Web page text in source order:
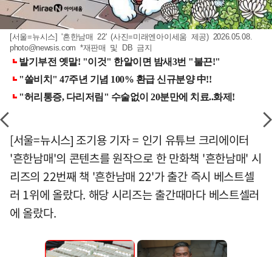
[서울=뉴시스] '흔한남매 22' (사진=미래엔아이세움 제공) 2026.05.08.
photo@newsis.com *재판매 및 DB 금지
[서울=뉴시스] 조기용 기자 = 인기 유튜브 크리에이터
'흔한남매'의 콘텐츠를 원작으로 한 만화책 '흔한남매' 시
리즈의 22번째 책 '흔한남매 22'가 출간 즉시 베스트셀
러 1위에 올랐다. 해당 시리즈는 출간때마다 베스트셀러
에 올랐다.